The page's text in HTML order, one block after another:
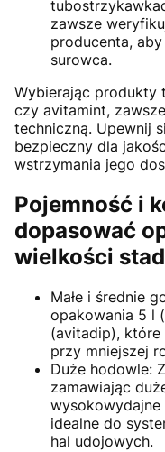
zawsze
producenta,
surowca.
Wybierając produkty
czy avitamint,
techniczną. Upewnij
bezpieczny dla
wstrzymania jego
Pojemność i
dopasować
wielkości
Małe i średnie
opakowania 5 l
(avitadip), które
przy mniejszej
Duże hodowle:
zamawiając
idealne do
hal udojowych.